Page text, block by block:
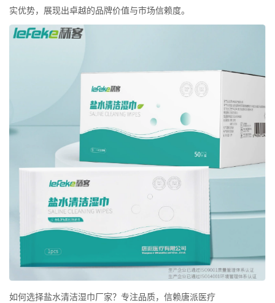
实优势，展现出卓越的品牌价值与市场信赖度。
如何选择盐水清洁湿巾厂家？专注品质，信赖唐派医疗